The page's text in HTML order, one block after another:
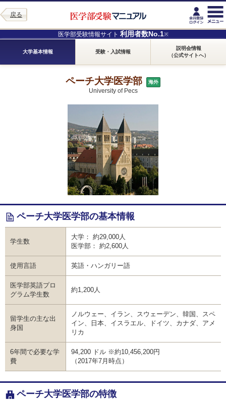
戻る
医学部受験情報サイト 利用者数No.1※
大学基本情報 受験・入試情報
説明会情報
（公式サイトへ）
ペーチ大学医学部 海外
University of Pecs
ペーチ大学医学部の基本情報
学生数
大学
約29,000人
医学部
約2,600人
使用言語 英語・ハンガリー語
医学部英語プロ
グラム学生数
約1,200人
留学生の主な出
身国
ノルウェー、イラン、スウェーデン、韓国、スペ
イン、日本、イスラエル、ドイツ、カナダ、アメ
リカ
6年間で必要な学
費
94,200 ドル ※約10,456,200円
（2017年7月時点）
ペーチ大学医学部の特徴